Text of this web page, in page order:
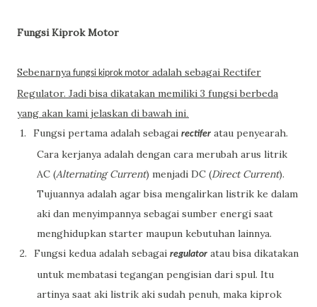
Fungsi Kiprok Motor
Sebenarnya fungsi kiprok motor adalah sebagai Rectifer
Regulator. Jadi bisa dikatakan memiliki 3 fungsi berbeda
yang akan kami jelaskan di bawah ini.
1. Fungsi pertama adalah sebagairectifer atau penyearah.
Cara kerjanya adalah dengan cara merubah arus litrik
AC (Alternating Current) menjadi DC (Direct Current).
Tujuannya adalah agar bisa mengalirkan listrik ke dalam
aki dan menyimpannya sebagai sumber energi saat
menghidupkan starter maupun kebutuhan lainnya.
2.
Fungsi kedua adalah sebagairegulator atau bisa dikatakan
untuk membatasi tegangan pengisian dari spul. Itu
artinya saat aki listrik aki sudah penuh, maka kiprok